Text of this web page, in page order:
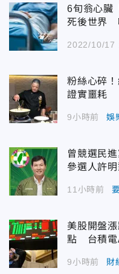
6旬翁心臟
死後世界
2022/10/17
粉絲心碎
證實噩耗
9小時前 娛
曾競選民
參選人許明
11小時前
美股開盤
點 台積電
9小時前 財